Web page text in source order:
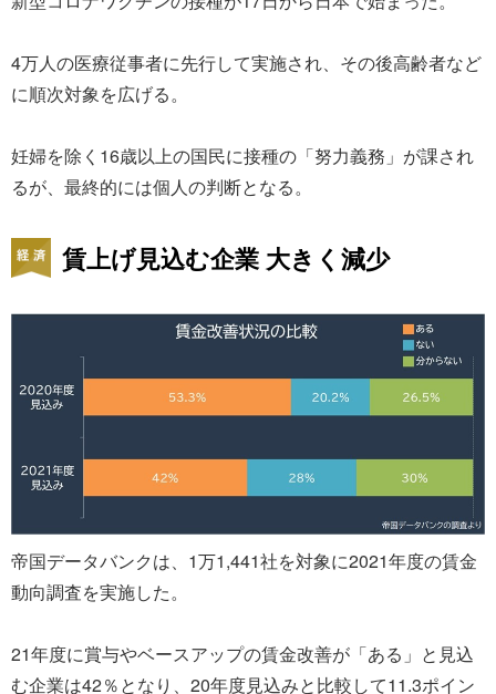
4万人の医療従事者に先行して実施され、その後高齢者など
に順次対象を広げる。
妊婦を除く16歳以上の国民に接種の「努力義務」が課され
るが、最終的には個人の判断となる。
賃上げ見込む企業 大きく減少
帝国データバンクは、1万1,441社を対象に2021年度の賃金
動向調査を実施した。
21年度に賞与やベースアップの賃金改善が「ある」と見込
む企業は42％となり、20年度見込みと比較して11.3ポイン